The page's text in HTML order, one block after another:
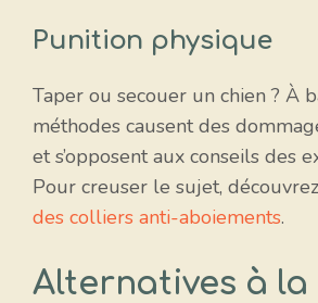
Punition physique
Taper ou secouer un chien ? À
méthodes causent des
et s’opposent aux conseils des
Pour creuser le sujet, découvrez
des colliers anti-aboiements.
Alternatives à la